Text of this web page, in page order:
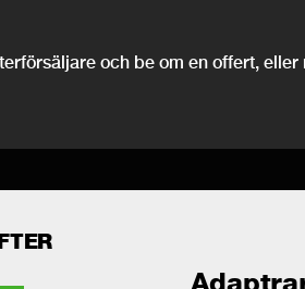
och be om en offert, eller